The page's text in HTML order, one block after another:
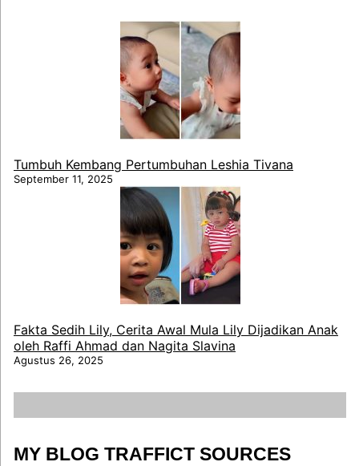
Tumbuh Kembang Pertumbuhan Leshia Tivana
September 11, 2025
Fakta Sedih Lily, Cerita Awal Mula Lily Dijadikan Anak
oleh Raffi Ahmad dan Nagita Slavina
Agustus 26, 2025
MY BLOG TRAFFICT SOURCES